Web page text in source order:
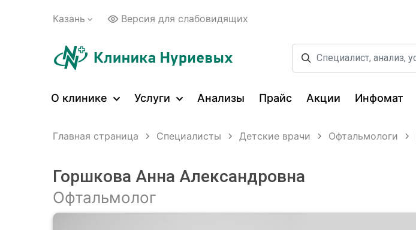
Казань Версия для слабовидящих
О клинике Услуги Анализы Прайс Акции Инфомат
Главная страница Специалисты Детские врачи Офтальмологи
Горшкова Анна Александровна
Офтальмолог